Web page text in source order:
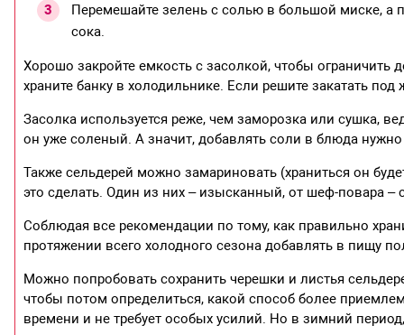
Перемешайте зелень с солью в большой миске, а
сока.
Хорошо закройте емкость с засолкой, чтобы ограничить
храните банку в холодильнике. Если решите закатать
Засолка используется реже, чем заморозка или сушка,
он уже соленый. А значит, добавлять соли в блюда
Также сельдерей можно замариновать (храниться он
это сделать. Один из них – изысканный, от шеф-повара –
Соблюдая все рекомендации по тому, как правильно
протяжении всего холодного сезона добавлять в пищу
Можно попробовать сохранить черешки и листья
чтобы потом определиться, какой способ более
времени и не требует особых усилий. Но в зимний